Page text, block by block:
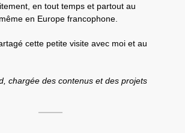
en tout temps et partout au
en Europe francophone.
cette petite visite avec moi et au
chargée des contenus et des projets